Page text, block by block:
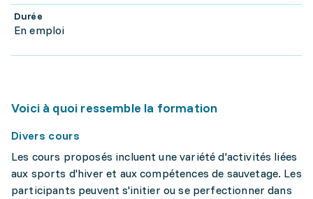
Durée
En emploi
Voici à quoi ressemble la formation
Divers cours
Les cours proposés incluent une variété d'activités liées
aux sports d'hiver et aux compétences de sauvetage. Les
participants peuvent s'initier ou se perfectionner dans